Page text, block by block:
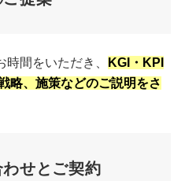
間をいただき、
KGI・KPI
略、施策などのご説明をさ
せとご契約